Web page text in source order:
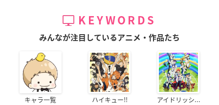
KEYWORDS
みんなが注目しているアニメ・作品たち
キャラ一覧 ハイキュー!! アイドリッシ...